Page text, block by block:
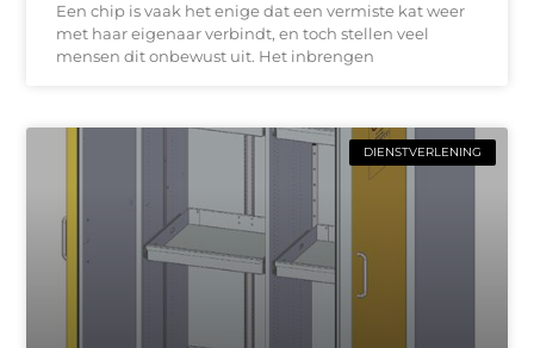
Een chip is vaak het enige dat een vermiste kat weer
met haar eigenaar verbindt, en toch stellen veel
mensen dit onbewust uit. Het inbrengen
DIENSTVERLENING